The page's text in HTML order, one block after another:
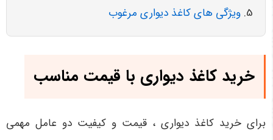
ویژگی های کاغذ دیواری مرغوب
خرید کاغذ دیواری با قیمت مناسب
برای خرید کاغذ دیواری ، قیمت و کیفیت دو عامل مهمی